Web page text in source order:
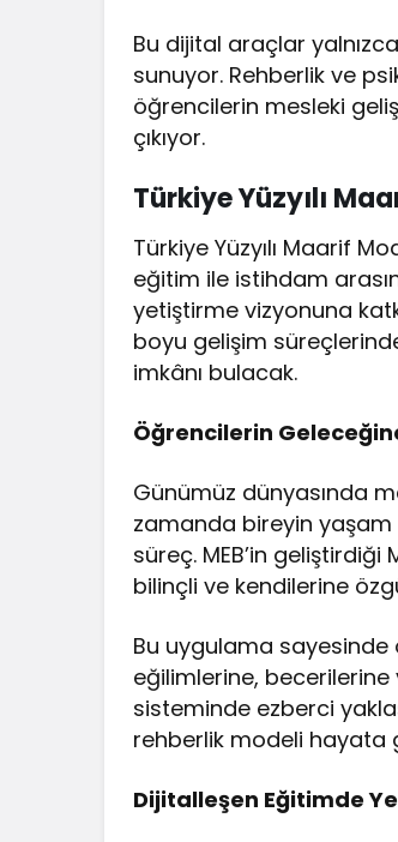
Bu dijital araçlar
sunuyor. Rehberlik ve
öğrencilerin mesleki
çıkıyor.
Türkiye Yüzyılı
Türkiye Yüzyılı Maarif
eğitim ile istihdam
yetiştirme vizyonuna
boyu gelişim
imkânı bulacak.
Öğrencilerin
Günümüz dünyasında
zamanda bireyin yaşam
süreç. MEB’in
bilinçli ve kendilerine
Bu uygulama sayesinde
eğilimlerine,
sisteminde ezberci
rehberlik modeli hayata
Dijitalleşen Eğitimde